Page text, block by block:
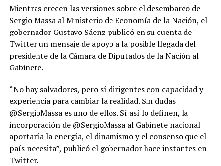
Mientras crecen las versiones sobre el desembarco de
Sergio Massa al Ministerio de Economía de la Nación, el
gobernador Gustavo Sáenz publicó en su cuenta de
Twitter un mensaje de apoyo a la posible llegada del
presidente de la Cámara de Diputados de la Nación al
Gabinete.
“No hay salvadores, pero sí dirigentes con capacidad y
experiencia para cambiar la realidad. Sin dudas
@SergioMassa es uno de ellos. Sí así lo definen, la
incorporación de @SergioMassa al Gabinete nacional
aportaría la energía, el dinamismo y el consenso que el
país necesita”, publicó el gobernador hace instantes en
Twitter.